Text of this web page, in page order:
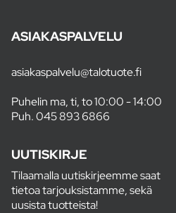
ASIAKASPALVELU
asiakaspalvelu@talotuote.fi
Puhelin ma, ti, to 10:00 - 14:00
Puh.045 893 6866
UUTISKIRJE
Tilaamalla uutiskirjeemme saat
tietoa tarjouksistamme, sekä
uusista tuotteista!